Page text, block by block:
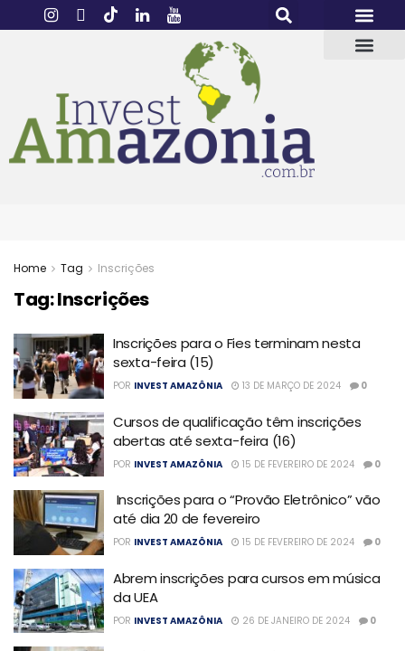
Home Tag Inscrições
Tag:Inscrições
Inscrições para o Fies terminam nesta
sexta-feira (15)
POR INVEST AMAZÔNIA 13 DE MARÇO DE 2024 0
Cursos de qualificação têm inscrições
abertas até sexta-feira (16)
POR INVEST AMAZÔNIA 15 DE FEVEREIRO DE 2024 0
Inscrições para o “Provão Eletrônico” vão
até dia 20 de fevereiro
POR INVEST AMAZÔNIA 15 DE FEVEREIRO DE 2024 0
Abrem inscrições para cursos em música
da UEA
POR INVEST AMAZÔNIA 26 DE JANEIRO DE 2024 0